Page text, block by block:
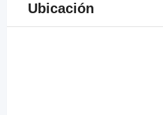
Ubicación